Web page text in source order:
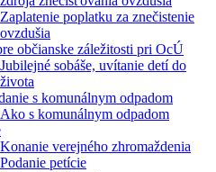
Zaplatenie poplatku za znečistenie
ovzdušia
občianske záležitosti pri OcÚ
Jubilejné sobáše, uvítanie detí do
života
s komunálnym odpadom
Ako s komunálnym odpadom
Konanie verejného zhromaždenia
Podanie petície